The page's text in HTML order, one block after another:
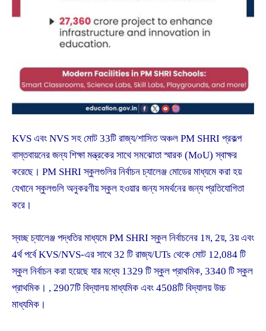
KVS এবং NVS সহ মোট 33টি রাজ্য/শাসিত অঞ্চল PM SHRI প্রকল্প
বাস্তবায়নের জন্য শিক্ষা মন্ত্রকের সাথে সমঝোতা স্মারক (MoU) স্বাক্ষর
করেছে। PM SHRI স্কুলগুলির নির্বাচন চ্যালেঞ্জ মোডের মাধ্যমে করা হয়
যেখানে স্কুলগুলি অনুকরণীয় স্কুল হওয়ার জন্য সমর্থনের জন্য প্রতিযোগিতা
করে।
স্বচ্ছ চ্যালেঞ্জ পদ্ধতির মাধ্যমে PM SHRI স্কুল নির্বাচনের 1ম, 2য়, 3য় এবং
4র্থ পর্বে KVS/NVS-এর সাথে 32 টি রাজ্য/UTs থেকে মোট 12,084 টি
স্কুল নির্বাচন করা হয়েছে যার মধ্যে 1329 টি স্কুল প্রাথমিক, 3340 টি স্কুল
প্রাথমিক। , 2907টি বিদ্যালয় মাধ্যমিক এবং 4508টি বিদ্যালয় উচ্চ
মাধ্যমিক।